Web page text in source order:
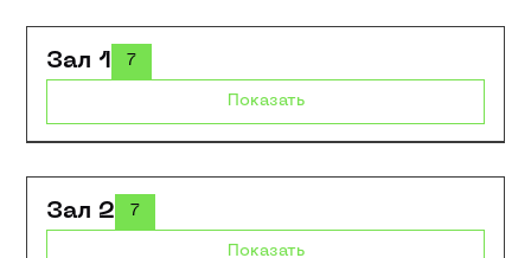
Зал 1 7
Показать
Зал 2 7
Показать